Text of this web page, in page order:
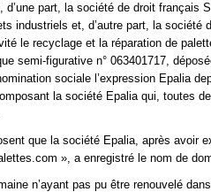
d’une part, la société de droit français
industriels et, d’autre part, la
le recyclage et la réparation de
semi-figurative n° 063401717,
sociale l’expression Epalia
la société Epalia qui, toutes
que la société Epalia, après avoir
», a enregistré le nom de
n’ayant pas pu être renouvelé